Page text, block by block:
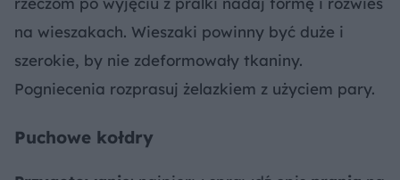
na wieszakach. Wieszaki powinny być duże i
szerokie, by nie zdeformowały tkaniny.
Pogniecenia rozprasuj żelazkiem z użyciem pary.
Puchowe kołdry